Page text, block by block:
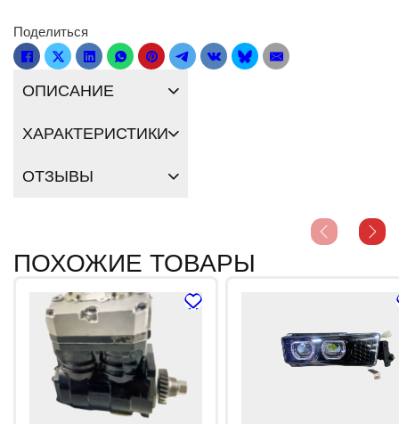
Поделиться
ОПИСАНИЕ
ХАРАКТЕРИСТИКИ
ОТЗЫВЫ
ПОХОЖИЕ ТОВАРЫ